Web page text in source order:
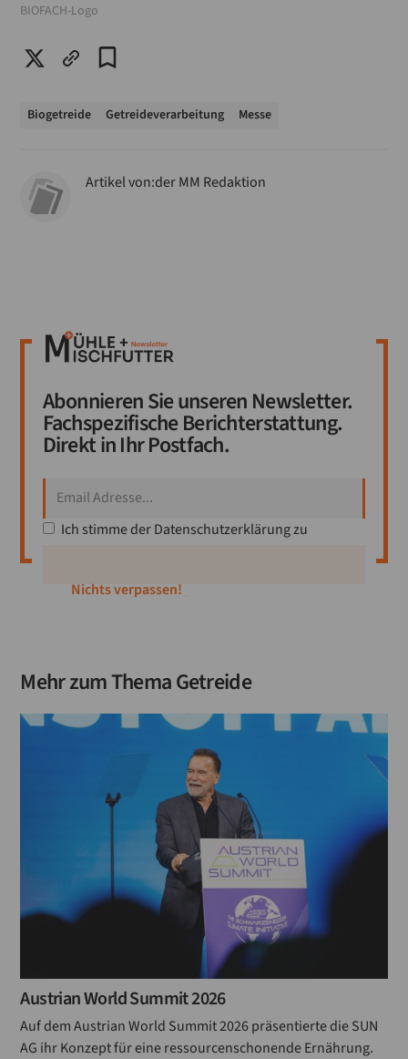
BIOFACH-Logo
Biogetreide Getreideverarbeitung Messe
Artikel von:der MM Redaktion
Abonnieren Sie unseren Newsletter.
Fachspezifische Berichterstattung.
Direkt in Ihr Postfach.
Ich stimme derDatenschutzerklärungzu
_
Mehr zum ThemaGetreide
Austrian World Summit 2026
Auf dem Austrian World Summit 2026 präsentierte die SUN
AG ihr Konzept für eine ressourcenschonende Ernährung.